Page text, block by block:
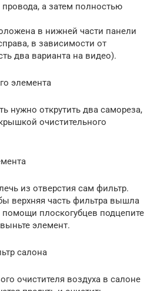
а затем полностью
в нижней части панели
в зависимости от
два варианта на видео).
элемента
нужно открутить два самореза,
очистительного
из отверстия сам фильтр.
верхняя часть фильтра вышла
плоскогубцев подцепите
элемент.
салона
очистителя воздуха в салоне